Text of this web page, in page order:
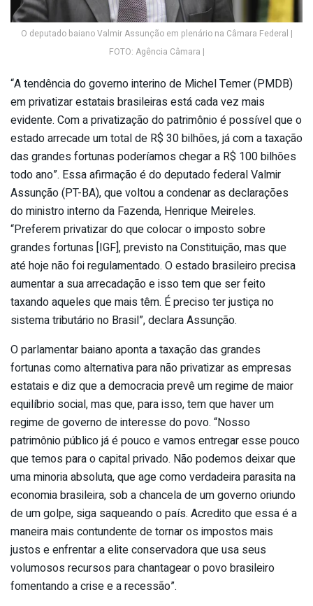
O deputado baiano Valmir Assunção em plenário na Câmara Federal |
FOTO: Agência Câmara |
“A tendência do governo interino de Michel Temer (PMDB)
em privatizar estatais brasileiras está cada vez mais
evidente. Com a privatização do patrimônio é possível que o
estado arrecade um total de R$ 30 bilhões, já com a taxação
das grandes fortunas poderíamos chegar a R$ 100 bilhões
todo ano”. Essa afirmação é do deputado federal Valmir
Assunção (PT-BA), que voltou a condenar as declarações
do ministro interno da Fazenda, Henrique Meireles.
“Preferem privatizar do que colocar o imposto sobre
grandes fortunas [IGF], previsto na Constituição, mas que
até hoje não foi regulamentado. O estado brasileiro precisa
aumentar a sua arrecadação e isso tem que ser feito
taxando aqueles que mais têm. É preciso ter justiça no
sistema tributário no Brasil”, declara Assunção.
O parlamentar baiano aponta a taxação das grandes
fortunas como alternativa para não privatizar as empresas
estatais e diz que a democracia prevê um regime de maior
equilíbrio social, mas que, para isso, tem que haver um
regime de governo de interesse do povo. “Nosso
patrimônio público já é pouco e vamos entregar esse pouco
que temos para o capital privado. Não podemos deixar que
uma minoria absoluta, que age como verdadeira parasita na
economia brasileira, sob a chancela de um governo oriundo
de um golpe, siga saqueando o país. Acredito que essa é a
maneira mais contundente de tornar os impostos mais
justos e enfrentar a elite conservadora que usa seus
volumosos recursos para chantagear o povo brasileiro
fomentando a crise e a recessão”.